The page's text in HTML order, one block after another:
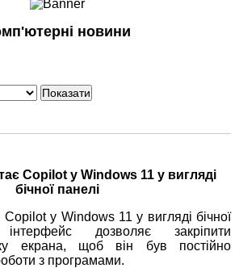
Периферія
Програмне забезпечення
новини
Copilot у Windows 11 у вигляді
бічної панелі
Copilot у Windows 11 у вигляді бічної
дозволяє закріпити
екрана, щоб він був постійно
з програмами.